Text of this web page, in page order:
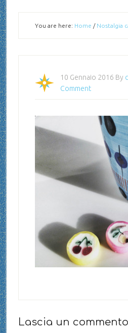
You are here: Home / Nostalgia
10 Gennaio 2016 By
Comment
Lascia un commento